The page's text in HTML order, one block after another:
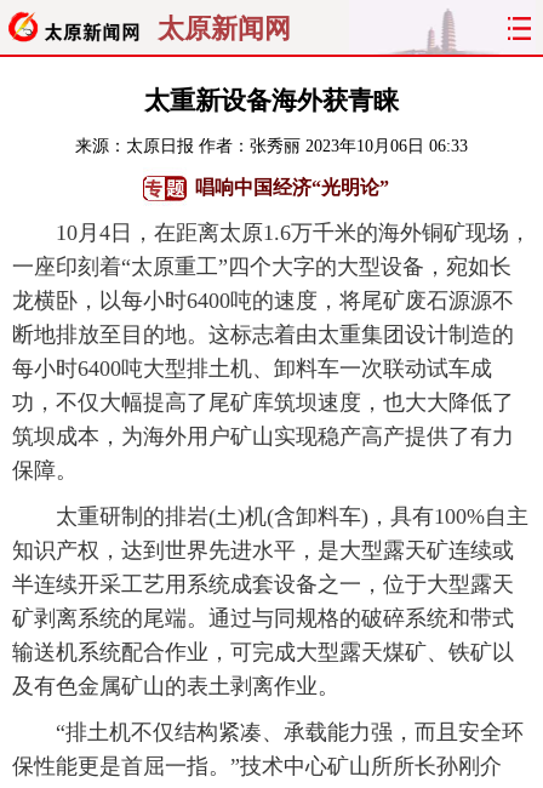
太原新闻网
聚焦 太原
经济 关注 文明 出行
旅游 理财 政务 教育
看天下 晋月读 最太原 网罗民生
太原日报 太原晚报 热评 社区
太重新设备海外获青睐
来源： 太原日报 作者：张秀丽 2023年10月06日 06:33
唱响中国经济“光明论”
10月4日，在距离太原1.6万千米的海外铜矿现场，
一座印刻着“太原重工”四个大字的大型设备，宛如长
龙横卧，以每小时6400吨的速度，将尾矿废石源源不
断地排放至目的地。这标志着由太重集团设计制造的
每小时6400吨大型排土机、卸料车一次联动试车成
功，不仅大幅提高了尾矿库筑坝速度，也大大降低了
筑坝成本，为海外用户矿山实现稳产高产提供了有力
保障。
太重研制的排岩(土)机(含卸料车)，具有100%自主
知识产权，达到世界先进水平，是大型露天矿连续或
半连续开采工艺用系统成套设备之一，位于大型露天
矿剥离系统的尾端。通过与同规格的破碎系统和带式
输送机系统配合作业，可完成大型露天煤矿、铁矿以
及有色金属矿山的表土剥离作业。
“排土机不仅结构紧凑、承载能力强，而且安全环
保性能更是首屈一指。”技术中心矿山所所长孙刚介